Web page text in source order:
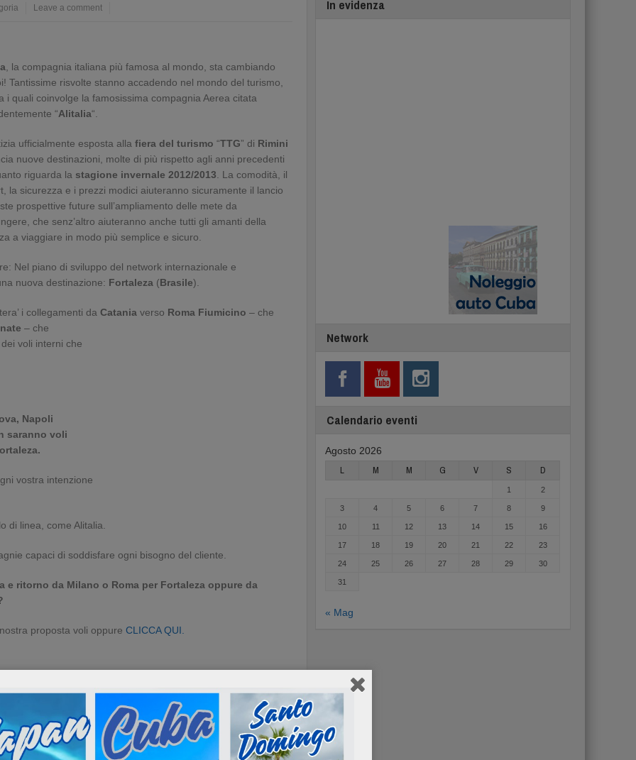
Leave a comment
, la compagnia italiana più famosa al mondo, sta cambiando
Tantissime risvolte stanno accadendo nel mondo del turismo,
i quali coinvolge la famosissima compagnia Aerea citata
“Alitalia“.
ufficialmente esposta alla fiera del turismo “TTG” di Rimini
nuove destinazioni, molte di più rispetto agli anni precedenti
riguarda la stagione invernale 2012/2013 . La comodità, il
la sicurezza e i prezzi modici aiuteranno sicuramente il lancio
prospettive future sull’ampliamento delle mete da
che senz’altro aiuteranno anche tutti gli amanti della
a viaggiare in modo più semplice e sicuro.
Nel piano di sviluppo del network internazionale e
nuova destinazione: Fortaleza (Brasile).
i collegamenti da Catania verso Roma Fiumicino – che
– che
voli interni che
Napoli
saranno voli
vostra intenzione
di linea, come Alitalia.
capaci di soddisfare ogni bisogno del cliente.
ritorno da Milano o Roma per Fortaleza oppure da
proposta voli oppure CLICCA QUI.
compagnia italiana cuba
In evidenza
Network
Calendario eventi
Agosto 2026
L M M G V S D
1 2
3 4 5 6 7 8 9
10 11 12 13 14 15 16
17 18 19 20 21 22 23
24 25 26 27 28 29 30
31
« Mag